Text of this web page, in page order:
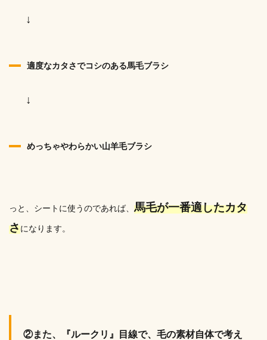
↓
適度なカタさでコシのある馬毛ブラシ
↓
めっちゃやわらかい山羊毛ブラシ
っと、シートに使うのであれば、 馬毛が一番適したカタ
さになります。
②また、『ルークリ』目線で、毛の素材自体で考え